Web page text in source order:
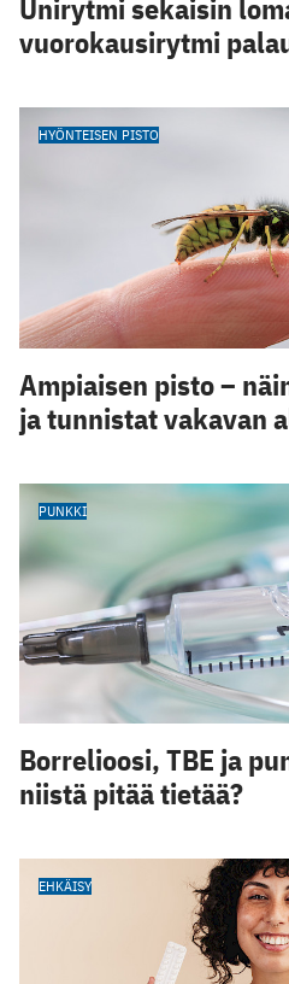
Unirytmi sekaisin
vuorokausirytmi
HYÖNTEISEN PISTO
Ampiaisen pisto –
ja tunnistat vakavan
PUNKKI
Borrelioosi, TBE ja
niistä pitää tietää?
EHKÄISY